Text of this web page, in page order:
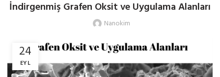
İndirgenmiş Grafen Oksit ve Uygulama Alanları
Nanokim
24
EYL